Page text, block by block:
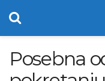
Posebna